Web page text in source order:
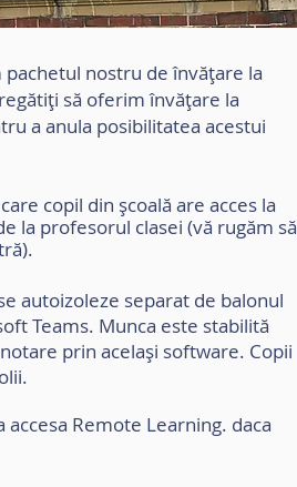
nostru de învățare la
să oferim învățare la
a anula posibilitatea acestui
copil din școală are acces la
la profesorul clasei (vă rugăm să
autoizoleze separat de balonul
Teams. Munca este stabilită
prin același software. Copii
Remote Learning. daca